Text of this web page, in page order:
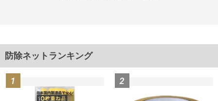
防除ネットランキング